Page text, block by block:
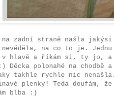
zadní straně našla jakýsi
na co to je.
v hlavě a říkám si, ty jo, a
Děcka polonahé na
takhle rychle nic
plenky! Teda doufám,
blba :)